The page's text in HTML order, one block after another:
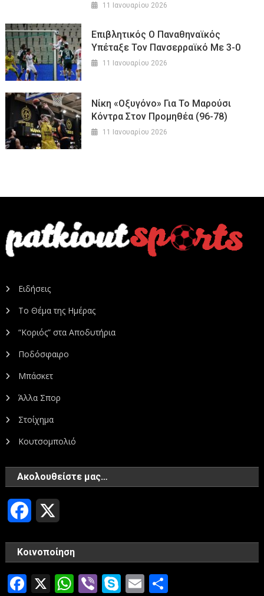
11 Ιανουαρίου 2026
Επιβλητικός Ο Παναθηναϊκός
Υπέταξε Τον Πανσερραϊκό Με 3-0
11 Ιανουαρίου 2026
Νίκη «οξυγόνο» Για Το Μαρούσι
Κόντρα Στον Προμηθέα (96-78)
11 Ιανουαρίου 2026
Ειδήσεις
Το Θέμα της Ημέρας
“Κοριός” στα Αποδυτήρια
Ποδόσφαιρο
Μπάσκετ
Άλλα Σπορ
Στοίχημα
Κουτσομπολιό
Ακολουθείστε μας…
Facebook
Κοινοποίηση
Facebook
X WhatsApp
ViberSkype
Email